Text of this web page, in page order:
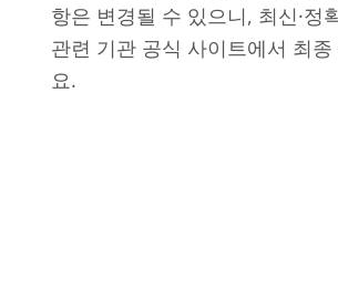
항은 변경될 수 있으니, 최신·정
관련 기관 공식 사이트에서 최
요.